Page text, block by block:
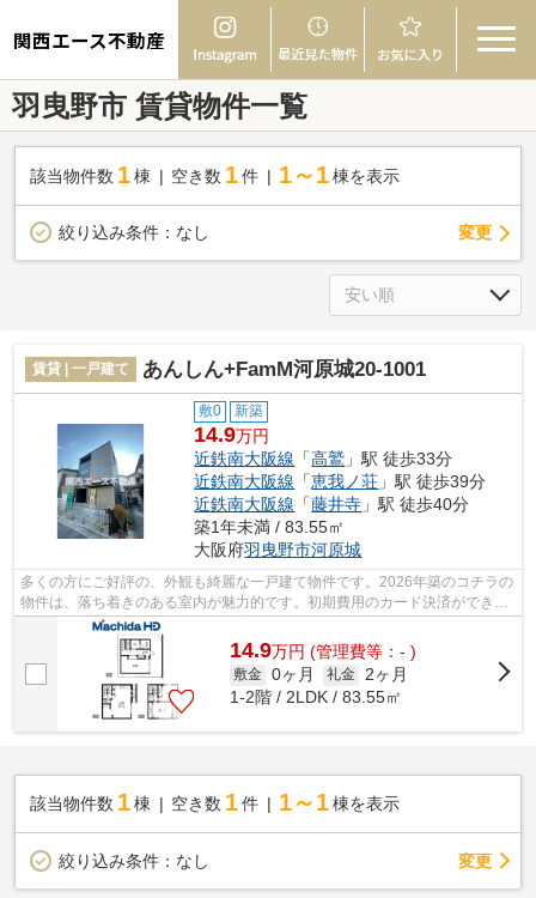
関西エース不動産
羽曳野市 賃貸物件一覧
該当物件数 1棟 空き数 1 件 1～1 棟を表示
絞り込み条件： なし 変更
賃貸 | 一戸建て あんしん+FamM河原城20-1001
敷0 新築
14.9万円
近鉄南大阪線 「高鷲 」駅 徒歩33分
近鉄南大阪線 「恵我ノ荘 」駅 徒歩39分
近鉄南大阪線 「藤井寺 」駅 徒歩40分
築1年未満 / 83.55㎡
大阪府羽曳野市河原城
多くの方にご好評の、外観も綺麗な一戸建て物件です。2026年築のコチラの
物件は、落ち着きのある室内が魅力的です。初期費用のカード決済ができま
す。羽曳野市にある近鉄南大阪線高鷲...
14.9万円 (管理費等：- )
敷金 0ヶ月 礼金 2ヶ月
1-2階 / 2LDK / 83.55㎡
該当物件数 1棟 空き数 1 件 1～1 棟を表示
絞り込み条件： なし 変更